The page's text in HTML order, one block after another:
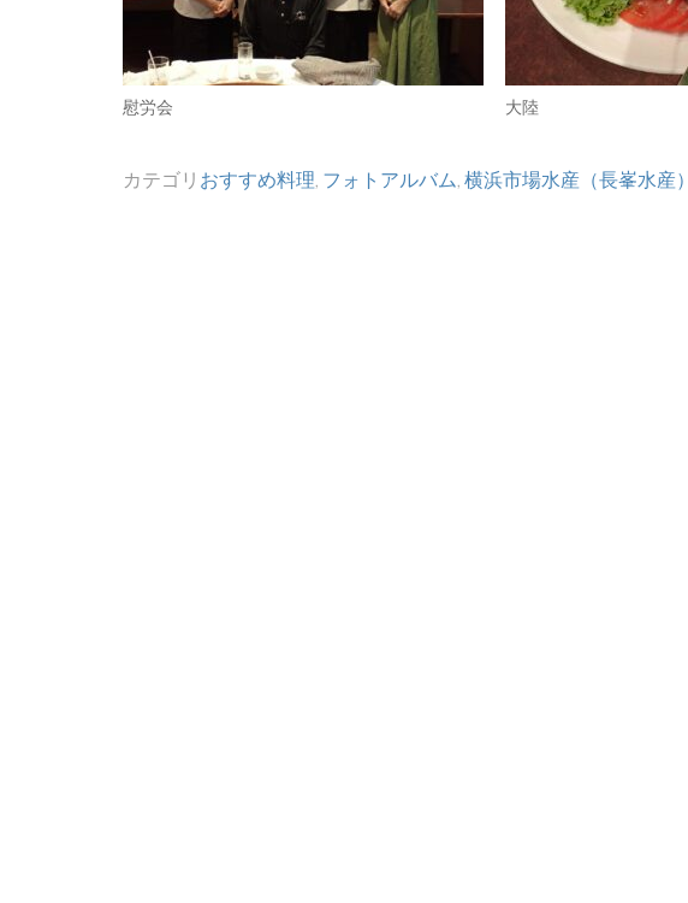
慰労会 大陸
カテゴリ おすすめ料理 フォトアルバム 横浜市場水産（長峯水産）